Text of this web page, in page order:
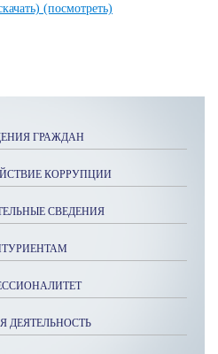
(посмотреть)
ГРАЖДАН
КОРРУПЦИИ
СВЕДЕНИЯ
ДЕЯТЕЛЬНОСТЬ